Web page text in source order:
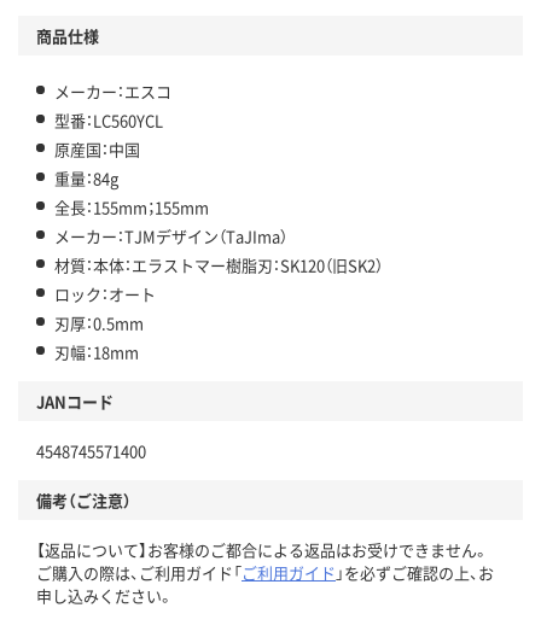
商品仕様
メーカー：エスコ
型番：LC560YCL
原産国：中国
重量：84g
全長：155mm；155mm
メーカー：TJMデザイン（TaJIma）
材質：本体：エラストマー樹脂刃：SK120（旧SK2）
ロック：オート
刃厚：0.5mm
刃幅：18mm
JANコード
4548745571400
備考（ご注意）
【返品について】お客様のご都合による返品はお受けできません。
ご購入の際は、ご利用ガイド「ご利用ガイド 」を必ずご確認の上、お
申し込みください。